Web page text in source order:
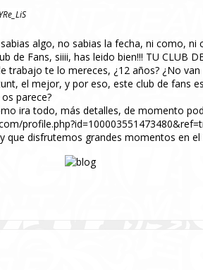
algo, no sabias la fecha, ni como,
de Fans, siiii, has leido bien!!! TU CLUB
trabajo te lo mereces, ¿12 años? ¿No
el mejor, y por eso, este club de fans
parece?
ira todo, más detalles, de momento
que disfrutemos grandes momentos en el